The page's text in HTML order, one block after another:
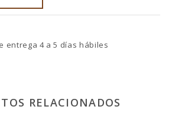
entrega 4 a 5 días hábiles
RELACIONADOS